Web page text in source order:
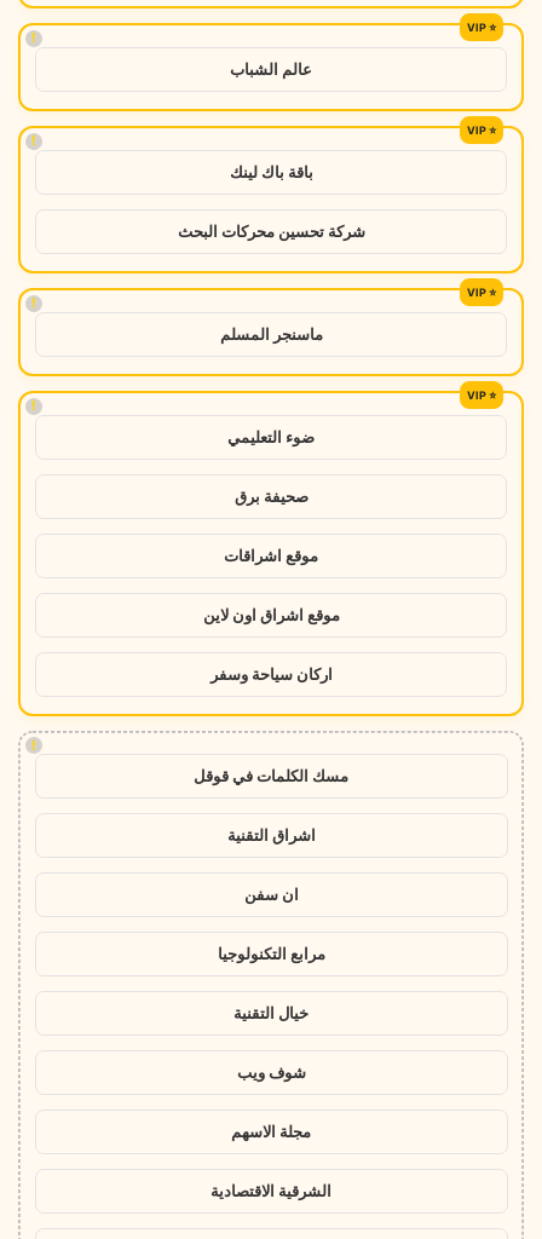
!
عالم الشباب
!
باقة باك لينك
شركة تحسين محركات البحث
!
ماسنجر المسلم
!
ضوء التعليمي
صحيفة برق
موقع اشراقات
موقع اشراق اون لاين
اركان سياحة وسفر
!
مسك الكلمات في قوقل
اشراق التقنية
ان سفن
مرابع التكنولوجيا
خيال التقنية
شوف ويب
مجلة الاسهم
الشرقية الاقتصادية